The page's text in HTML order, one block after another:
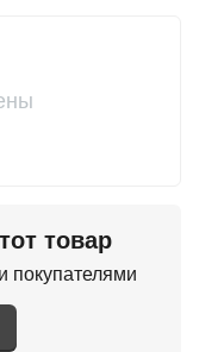
товар
покупателями